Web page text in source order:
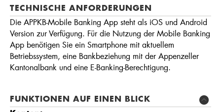
TECHNISCHE ANFORDERUNGEN
Die APPKB-Mobile Banking App steht als iOS und Android
Version zur Verfügung. Für die Nutzung der Mobile Banking
App benötigen Sie ein Smartphone mit aktuellem
Betriebssystem, eine Bankbeziehung mit der Appenzeller
Kantonalbank und eine E-Banking-Berechtigung.
FUNKTIONEN AUF EINEN BLICK